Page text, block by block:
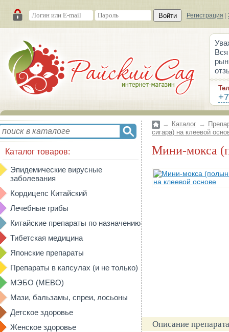
Войти Регистрация
Каталог товаров:
Эпидемические вирусные
заболевания
Кордицепс Китайский
Лечебные грибы
Китайские препараты по назначению
Тибетская медицина
Японские препараты
Препараты в капсулах (и не только)
МЭБО (MEBO)
Мази, бальзамы, спреи, лосьоны
Детское здоровье
Женское здоровье
→ Каталог →
сигара) на клеевой
Мини-мокса
Описание